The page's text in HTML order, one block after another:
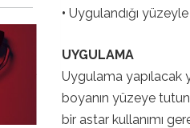
• Uygulandığı
UYGULAMA
Uygulama yapılacak
boyanın yüzeye
bir astar kullanımı